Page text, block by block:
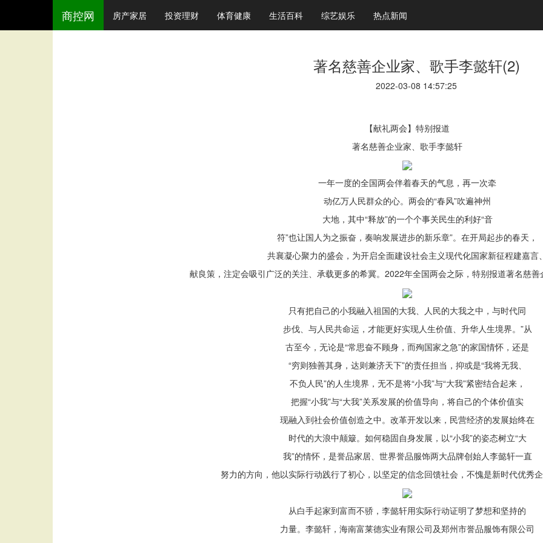
商控网 房产家居 投资理财 体育健康 生活百科 综艺娱乐 热点新闻
著名慈善企业家、歌手李懿轩(2)
2022-03-08 14:57:25
【献礼两会】特别报道
著名慈善企业家、歌手李懿轩
一年一度的全国两会伴着春天的气息，再一次牵
动亿万人民群众的心。两会的“春风”吹遍神州
大地，其中“释放”的一个个事关民生的利好“音
符”也让国人为之振奋，奏响发展进步的新乐章”。在开局起步的春天，
共襄凝心聚力的盛会，为开启全面建设社会主义现代化国家新征程建嘉言
献良策，注定会吸引广泛的关注、承载更多的希冀。2022年全国两会之际，特别报道著名慈
只有把自己的小我融入祖国的大我、人民的大我之中，与时代同
步伐、与人民共命运，才能更好实现人生价值、升华人生境界。”从
古至今，无论是“常思奋不顾身，而殉国家之急”的家国情怀，还是
“穷则独善其身，达则兼济天下”的责任担当，抑或是“我将无我、
不负人民”的人生境界，无不是将“小我”与“大我”紧密结合起来，
把握“小我”与“大我”关系发展的价值导向，将自己的个体价值实
现融入到社会价值创造之中。改革开发以来，民营经济的发展始终在
时代的大浪中颠簸。如何稳固自身发展，以“小我”的姿态树立“大
我”的情怀，是誉品家居、世界誉品服饰两大品牌创始人李懿轩一直
努力的方向，他以实际行动践行了初心，以坚定的信念回馈社会，不愧是新时代优秀
从白手起家到富而不骄，李懿轩用实际行动证明了梦想和坚持的
力量。李懿轩，海南富莱德实业有限公司及郑州市誉品服饰有限公司